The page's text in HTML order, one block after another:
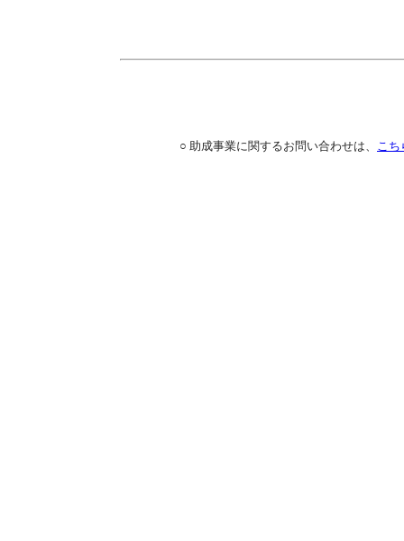
○ 助成事業に関するお問い合わせは、 こち